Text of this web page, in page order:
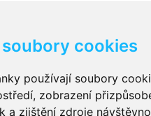
cookies
používají soubory
zobrazení
a zjištění zdroje
kalhotky zalepovací ,
vložky pro muže